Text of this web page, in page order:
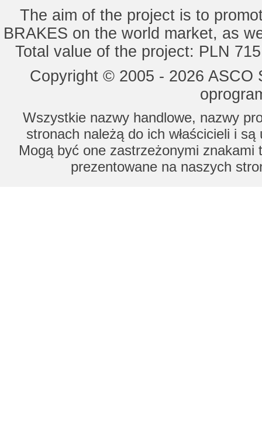
The aim of the project is to
BRAKES on the world market, as
Total value of the project: PLN
Copyright © 2005 - 2026
Wszystkie nazwy handlowe, nazwy
stronach należą do ich właścicieli i
Mogą być one zastrzeżonymi znakami
prezentowane na naszych